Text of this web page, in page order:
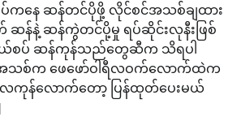
နေ ဆန်တင်ပိုဖို့ လိုင်စင်အသစ်ချထား
န်နဲ့ ဆန်ကွဲတင်ပို့မှု ရပ်ဆိုင်းလုနီးဖြစ်
စပ် ဆန်ကုန်သည်တွေဆီက သိရပါ
သစ်က ဖေဖော်ဝါရီလဝက်လောက်ထဲက
လကုန်လောက်တော့ ပြန်ထုတ်ပေးမယ်